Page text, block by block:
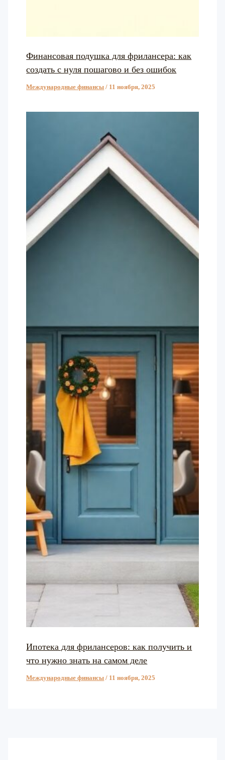
Финансовая подушка для фрилансера: как
создать с нуля пошагово и без ошибок
Международные финансы / 11 ноября, 2025
Ипотека для фрилансеров: как получить и
что нужно знать на самом деле
Международные финансы / 11 ноября, 2025